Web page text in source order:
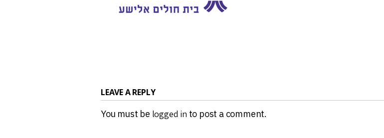
LEAVE A REPLY
You must be logged in to post a comment.